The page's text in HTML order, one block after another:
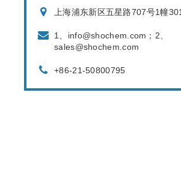
上海浦东新区五星路707号1幢
1、info@shochem.com；2、
sales@shochem.com
+86-21-50800795